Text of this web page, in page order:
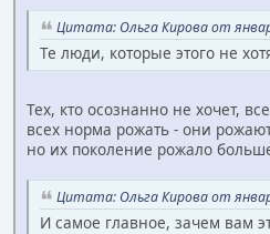
Цитата: Ольга Кирова от
Те люди, которые этого не
Тех, кто осознанно не хочет,
всех норма рожать - они
но их поколение рожало
Цитата: Ольга Кирова от
И самое главное, зачем вам